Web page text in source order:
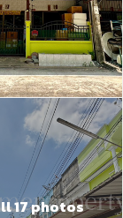
17 photos